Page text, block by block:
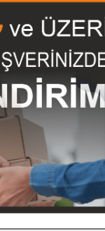
ortamında satış
yaptığımız
güvenli bir
kutuları, giysi
kutu koli ürünleri,
baskılı kutular,
sizlere sunuyoruz.
veya evinizi
iyi fiyatları sizlere
kutu koli balonlu
en kısa sürede
kapı kapı